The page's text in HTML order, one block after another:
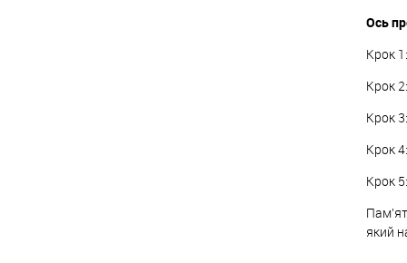
Ось
Крок
Крок
Крок
Крок
Крок
який